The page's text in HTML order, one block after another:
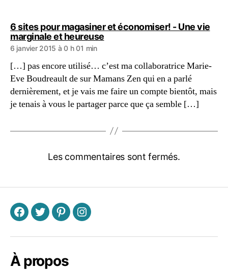
6 sites pour magasiner et économiser! - Une vie
marginale et heureusedit :
6 janvier 2015 à 0 h 01 min
[…] pas encore utilisé… c’est ma collaboratrice Marie-
Eve Boudreault de sur Mamans Zen qui en a parlé
dernièrement, et je vais me faire un compte bientôt, mais
je tenais à vous le partager parce que ça semble […]
Les commentaires sont fermés.
F T P I
À propos